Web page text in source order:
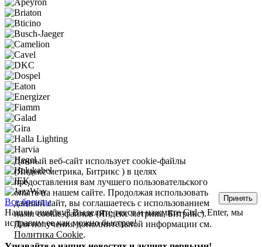
Все бренды
Нашли ошибку? Выделите текст и нажмите Ctrl + Enter, мы
исправим ее как можно быстрее!
Данный веб-сайт использует cookie-файлы
(Яндекс метрика, Битрикс ) в целях
предоставления вам лучшего пользовательского
опыта на нашем сайте. Продолжая использовать
данный сайт, вы соглашаетесь с использованием
нами cookie-файлов (Яндекс метрика, Битрикс).
Для получения дополнительной информации см.
Политика Cookie.
Принять